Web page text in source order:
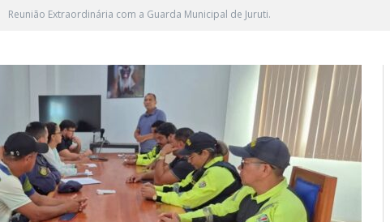
Reunião Extraordinária com a Guarda Municipal de Juruti.